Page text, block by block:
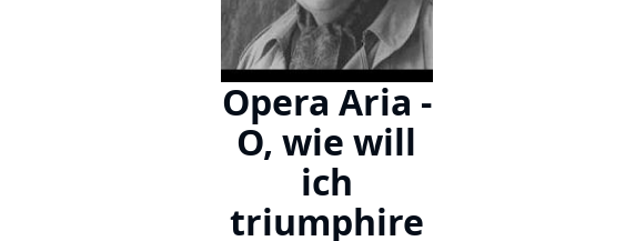
Opera Aria -
O, wie will
ich
triumphire